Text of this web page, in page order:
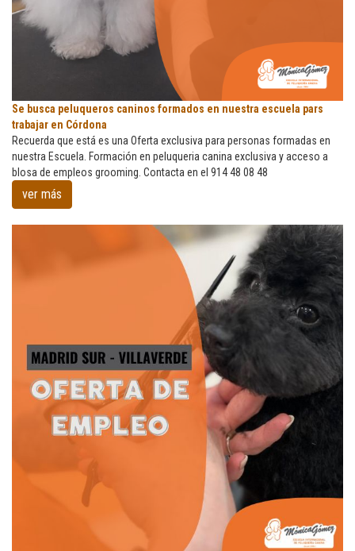
Se
busca
peluqueros
caninos
formados
Se busca peluqueros caninos formados en nuestra escuela pars
trabajar en Córdona
Recuerda que está es una Oferta exclusiva para personas formadas en
nuestra Escuela. Formación en peluqueria canina exclusiva y acceso a
blosa de empleos grooming. Contacta en el 914 48 08 48
ver más